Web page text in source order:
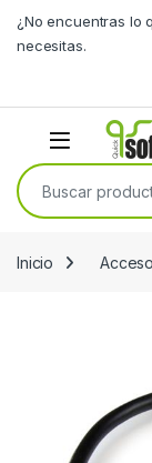
¿No encuentras lo
necesitas.
Buscar por:
Inicio